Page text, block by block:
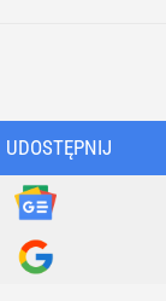
UDOSTĘPNIJ